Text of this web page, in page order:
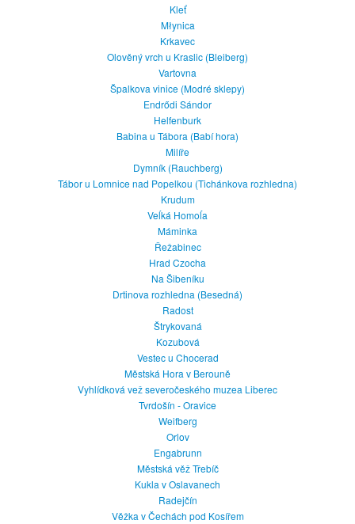
Kleť
Młynica
Krkavec
Olověný vrch u Kraslic (Bleiberg)
Vartovna
Špalkova vinice (Modré sklepy)
Endrődi Sándor
Helfenburk
Babina u Tábora (Babí hora)
Milíře
Dymník (Rauchberg)
Tábor u Lomnice nad Popelkou (Tichánkova rozhledna)
Krudum
Veĺká Homoĺa
Máminka
Řežabinec
Hrad Czocha
Na Šibeníku
Drtinova rozhledna (Besedná)
Radost
Štrykovaná
Kozubová
Vestec u Chocerad
Městská Hora v Berouně
Vyhlídková vež severočeského muzea Liberec
Tvrdošín - Oravice
Weifberg
Orlov
Engabrunn
Městská věž Třebíč
Kukla v Oslavanech
Radejčín
Věžka v Čechách pod Kosířem